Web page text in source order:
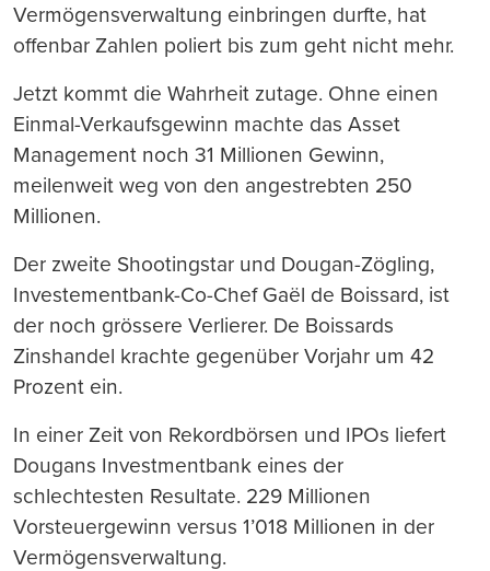
Vermögensverwaltung einbringen durfte, hat
offenbar Zahlen poliert bis zum geht nicht mehr.
Jetzt kommt die Wahrheit zutage. Ohne einen
Einmal-Verkaufsgewinn machte das Asset
Management noch 31 Millionen Gewinn,
meilenweit weg von den angestrebten 250
Millionen.
Der zweite Shootingstar und Dougan-Zögling,
Investementbank-Co-Chef Gaël de Boissard, ist
der noch grössere Verlierer. De Boissards
Zinshandel krachte gegenüber Vorjahr um 42
Prozent ein.
In einer Zeit von Rekordbörsen und IPOs liefert
Dougans Investmentbank eines der
schlechtesten Resultate. 229 Millionen
Vorsteuergewinn versus 1’018 Millionen in der
Vermögensverwaltung.